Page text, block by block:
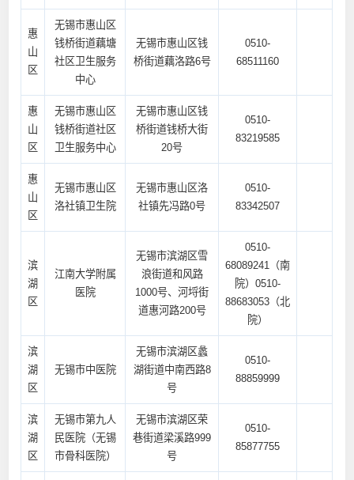
惠
山
区
无锡市惠山区
钱桥街道藕塘
社区卫生服务
中心
无锡市惠山区钱
桥街道藕洛路6号
0510-
68511160
惠
山
区
无锡市惠山区
钱桥街道社区
卫生服务中心
无锡市惠山区钱
桥街道钱桥大街
20号
0510-
83219585
惠
山
区
无锡市惠山区
洛社镇卫生院
无锡市惠山区洛
社镇先冯路0号
0510-
83342507
滨
湖
区
江南大学附属
医院
无锡市滨湖区雪
浪街道和风路
1000号、河埒街
道惠河路200号
0510-
68089241（南
院）0510-
88683053（北
院）
滨
湖
区
无锡市中医院
无锡市滨湖区蠡
湖街道中南西路8
号
0510-
88859999
滨
湖
区
无锡市第九人
民医院（无锡
市骨科医院）
无锡市滨湖区荣
巷街道梁溪路999
号
0510-
85877755